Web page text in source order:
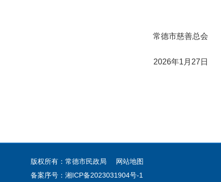
常德市慈善总会
2026年1月27日
版权所有：常德市民政局
网站地图
备案序号： 湘ICP备2023031904号-1